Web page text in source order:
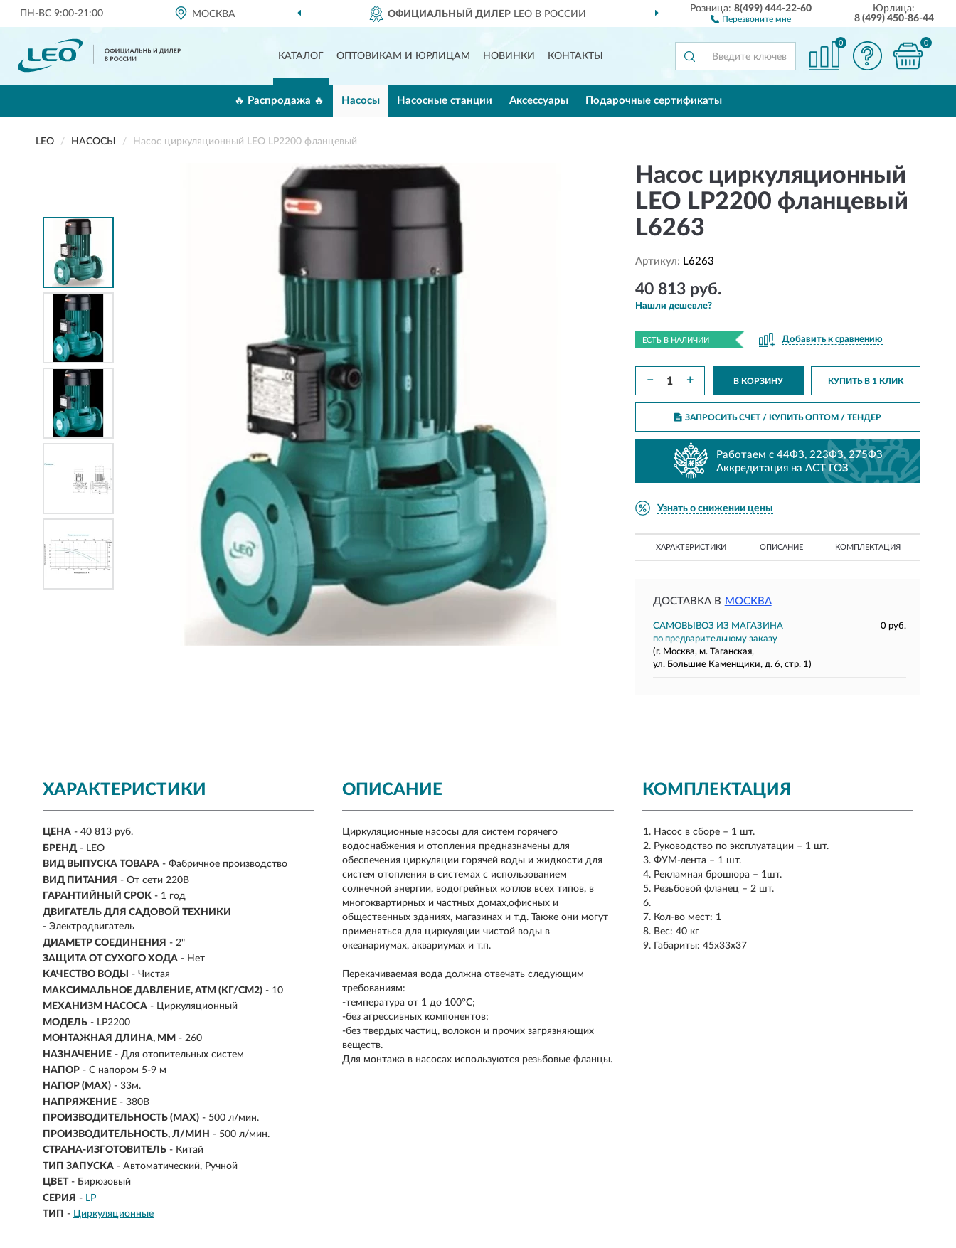
ПН-ВС 9:00-21:00 МОСКВА ОФИЦИАЛЬНЫЙ ДИЛЕРLEO В РОССИИ ДОСТАВИМПО ВСЕЙ РОССИИ
Розница: 8(499) 444-22-60
Перезвоните мне
Юрлица:
8 (499) 450-86-44
КАТАЛОГ ОПТОВИКАМ И ЮРЛИЦАМ НОВИНКИ КОНТАКТЫ
0 0
🔥 Распродажа 🔥 Насосы Насосные станции Аксессуары Подарочные сертификаты
LEO НАСОСЫ Насос циркуляционный LEO LP2200 фланцевый
Насос циркуляционный
LEO LP2200 фланцевый
L6263
Артикул: L6263
40 813 руб.
Нашли дешевле?
ЕСТЬ В НАЛИЧИИ Добавить к сравнению
− + В КОРЗИНУ КУПИТЬ В 1 КЛИК
ЗАПРОСИТЬ СЧЕТ / КУПИТЬ ОПТОМ/ ТЕНДЕР
Работаем с 44ФЗ, 223ФЗ, 275ФЗ
Аккредитация на АСТ ГОЗ
Узнать о снижении цены
ХАРАКТЕРИСТИКИ ОПИСАНИЕ КОМПЛЕКТАЦИЯ
ДОСТАВКА В МОСКВА
САМОВЫВОЗ ИЗ МАГАЗИНА
0 руб.
по предварительному заказу
(г. Москва, м. Таганская,
ул. Большие Каменщики, д. 6, стр. 1)
ХАРАКТЕРИСТИКИ
ЦЕНА - 40 813 руб.
БРЕНД - LEO
ВИД ВЫПУСКА ТОВАРА - Фабричное производство
ВИД ПИТАНИЯ - От сети 220В
ГАРАНТИЙНЫЙ СРОК - 1 год
ДВИГАТЕЛЬ ДЛЯ САДОВОЙ ТЕХНИКИ
- Электродвигатель
ДИАМЕТР СОЕДИНЕНИЯ - 2"
ЗАЩИТА ОТ СУХОГО ХОДА - Нет
КАЧЕСТВО ВОДЫ
- Чистая
МАКСИМАЛЬНОЕ ДАВЛЕНИЕ, АТМ (КГ/СМ2) - 10
МЕХАНИЗМ НАСОСА - Циркуляционный
МОДЕЛЬ - LP2200
МОНТАЖНАЯ ДЛИНА, ММ - 260
НАЗНАЧЕНИЕ - Для отопительных систем
НАПОР - С напором 5-9 м
НАПОР (MAX) - 33м.
НАПРЯЖЕНИЕ - 380В
ПРОИЗВОДИТЕЛЬНОСТЬ (MAX) - 500 л/мин.
ПРОИЗВОДИТЕЛЬНОСТЬ, Л/МИН - 500 л/мин.
СТРАНА-ИЗГОТОВИТЕЛЬ - Китай
ТИП ЗАПУСКА - Автоматический, Ручной
ЦВЕТ - Бирюзовый
СЕРИЯ - LP
ТИП - Циркуляционные
КОМПЛЕКТАЦИЯ
Насос в сборе – 1 шт.
Руководство по эксплуатации – 1 шт.
ФУМ-лента – 1 шт.
Рекламная брошюра – 1шт.
Резьбовой фланец – 2 шт.
Кол-во мест: 1
Вес: 40 кг
Габариты: 45x33x37
ОПИСАНИЕ
Циркуляционные насосы для систем горячего
водоснабжения и отопления предназначены для
обеспечения циркуляции горячей воды и жидкости для
систем отопления в системах с использованием
солнечной энергии, водогрейных котлов всех типов, в
многоквартирных и частных домах,офисных и
общественных зданиях, магазинах и т.д. Также они могут
применяться для циркуляции чистой воды в
океанариумах, аквариумах и т.п.
Перекачиваемая вода должна отвечать следующим
требованиям:
-температура от 1 до 100°С;
-без агресcивных компонентов;
-без твердых частиц, волокон и прочих загрязняющих
веществ.
Для монтажа в насосах используются резьбовые фланцы.